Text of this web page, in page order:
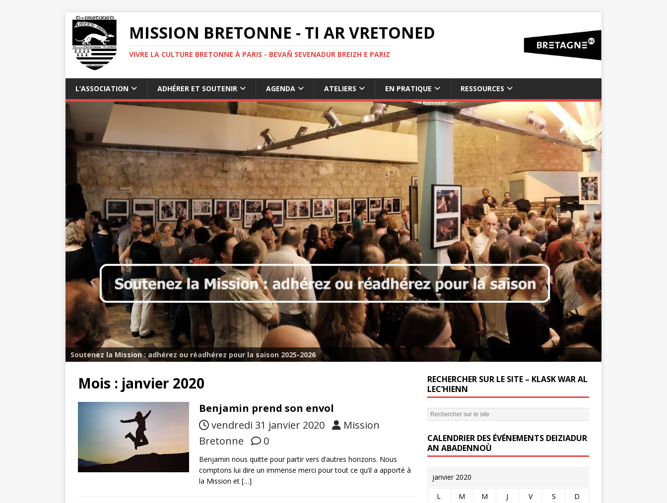
MISSION BRETONNE - TI AR VRETONED
VIVRE LA CULTURE BRETONNE À PARIS - BEVAÑ SEVENADUR BREIZH E PARIZ
L’ASSOCIATION ADHÉRER ET SOUTENIR AGENDA ATELIERS EN PRATIQUE RESSOURCES
Soutenez la Mission : adhérez ou réadhérez pour la saison 2025-2026
Mois : janvier 2020
Benjamin prend son envol
vendredi 31 janvier 2020
Mission
Bretonne
0
Benjamin nous quitte pour partir vers d’autres horizons. Nous
comptons lui dire un immense merci pour tout ce qu’il a apporté à
la Mission et […]
RECHERCHER SUR LE SITE – KLASK WAR AL
LEC’HIENN
CALENDRIER DES ÉVÉNEMENTS DEIZIADUR
AN ABADENNOÙ
janvier 2020
L M M J V S
D